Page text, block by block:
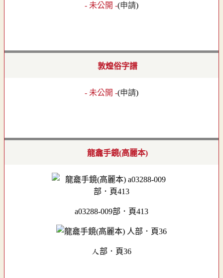
- 未公開 -(申請)
敦煌俗字譜
- 未公開 -(申請)
龍龕手鏡(高麗本)
a03288-009部．頁413
人部．頁36